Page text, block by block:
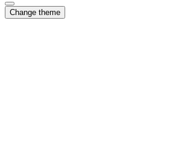
Change theme